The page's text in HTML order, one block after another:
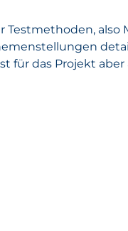
also
für das Projekt